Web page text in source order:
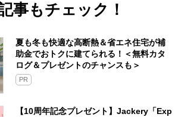
事もチェック！
夏も冬も快適な高断熱＆省エネ住宅が補
助金でおトクに建てられる！＜無料カタ
ログ＆プレゼントのチャンスも＞
PR
【10周年記念プレゼント】Jackery「Exp